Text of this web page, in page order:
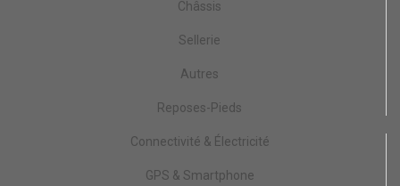
Châssis
Sellerie
Autres
Reposes-Pieds
Connectivité & Électricité
GPS & Smartphone